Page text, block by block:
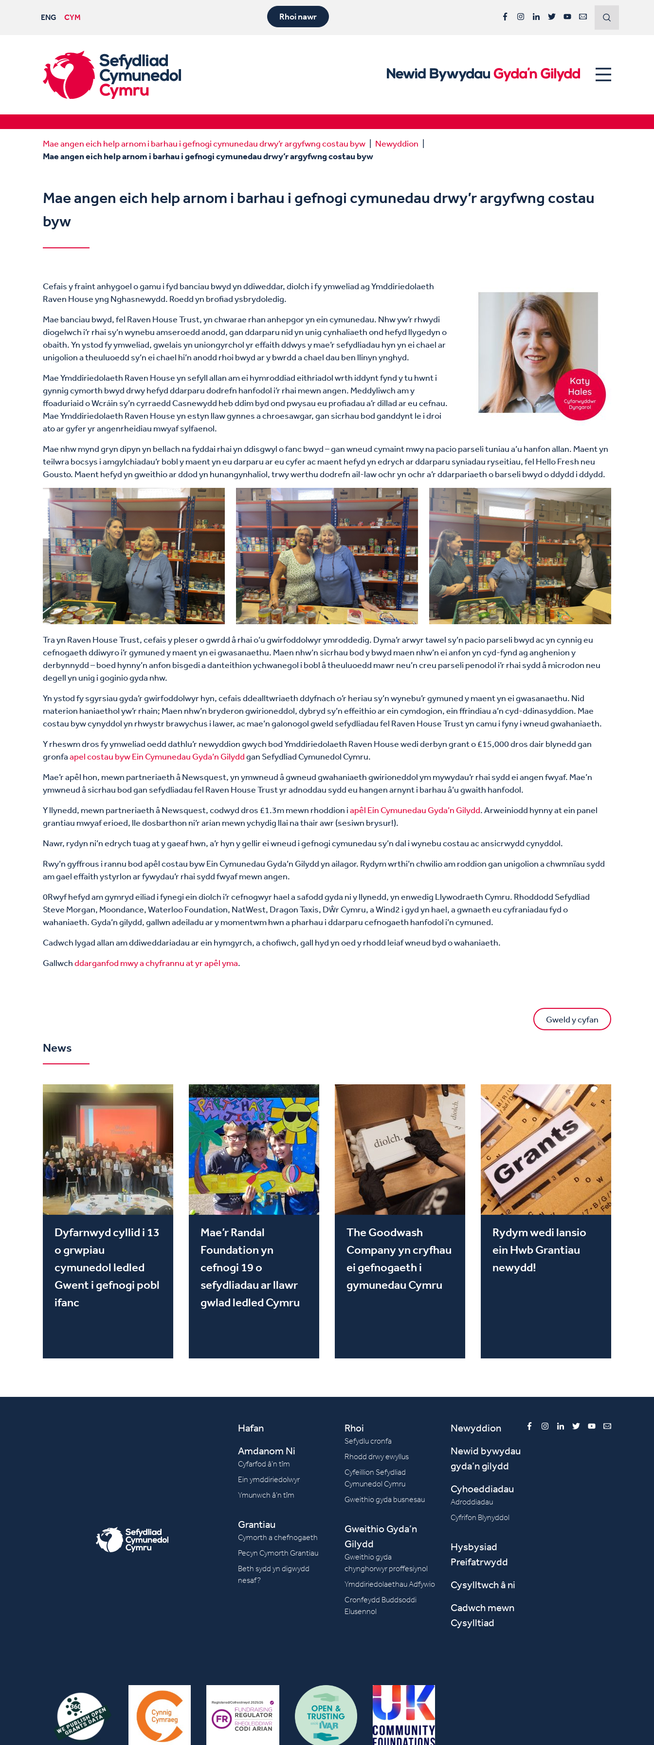
ENG CYM Rhoi nawr
Mae angen eich help arnom i barhau i gefnogi cymunedau drwy’r argyfwng costau byw Newyddion
Mae angen eich help arnom i barhau i gefnogi cymunedau drwy’r argyfwng costau byw
Mae angen eich help arnom i barhau i gefnogi cymunedau drwy’r argyfwng costau
byw
Cefais y fraint anhygoel o gamu i fyd banciau bwyd yn ddiweddar, diolch i fy ymweliad ag Ymddiriedolaeth
Raven House yng Nghasnewydd. Roedd yn brofiad ysbrydoledig.
Mae banciau bwyd, fel Raven House Trust, yn chwarae rhan anhepgor yn ein cymunedau. Nhw yw’r rhwydi
diogelwch i’r rhai sy’n wynebu amseroedd anodd, gan ddarparu nid yn unig cynhaliaeth ond hefyd llygedyn o
obaith. Yn ystod fy ymweliad, gwelais yn uniongyrchol yr effaith ddwys y mae’r sefydliadau hyn yn ei chael ar
unigolion a theuluoedd sy’n ei chael hi’n anodd rhoi bwyd ar y bwrdd a chael dau ben llinyn ynghyd.
Mae Ymddiriedolaeth Raven House yn sefyll allan am ei hymroddiad eithriadol wrth iddynt fynd y tu hwnt i
gynnig cymorth bwyd drwy hefyd ddarparu dodrefn hanfodol i’r rhai mewn angen. Meddyliwch am y
ffoaduriaid o Wcráin sy’n cyrraedd Casnewydd heb ddim byd ond pwysau eu profiadau a’r dillad ar eu cefnau.
Mae Ymddiriedolaeth Raven House yn estyn llaw gynnes a chroesawgar, gan sicrhau bod ganddynt le i droi
ato ar gyfer yr angenrheidiau mwyaf sylfaenol.
Mae nhw mynd gryn dipyn yn bellach na fyddai rhai yn ddisgwyl o fanc bwyd – gan wneud cymaint mwy na pacio parseli tuniau a’u hanfon allan. Maent yn
teilwra bocsys i amgylchiadau’r bobl y maent yn eu darparu ar eu cyfer ac maent hefyd yn edrych ar ddarparu syniadau ryseitiau, fel Hello Fresh neu
Gousto. Maent hefyd yn gweithio ar ddod yn hunangynhaliol, trwy werthu dodrefn ail-law ochr yn ochr a’r ddarpariaeth o barseli bwyd o ddydd i ddydd.
Tra yn Raven House Trust, cefais y pleser o gwrdd â rhai o’u gwirfoddolwyr ymroddedig. Dyma’r arwyr tawel sy’n pacio parseli bwyd ac yn cynnig eu
cefnogaeth ddiwyro i’r gymuned y maent yn ei gwasanaethu. Maen nhw’n sicrhau bod y bwyd maen nhw’n ei anfon yn cyd-fynd ag anghenion y
derbynnydd – boed hynny’n anfon bisgedi a danteithion ychwanegol i bobl â theuluoedd mawr neu’n creu parseli penodol i’r rhai sydd â microdon neu
degell yn unig i goginio gyda nhw.
Yn ystod fy sgyrsiau gyda’r gwirfoddolwyr hyn, cefais ddealltwriaeth ddyfnach o’r heriau sy’n wynebu’r gymuned y maent yn ei gwasanaethu. Nid
materion haniaethol yw’r rhain; Maen nhw’n bryderon gwirioneddol, dybryd sy’n effeithio ar ein cymdogion, ein ffrindiau a’n cyd-ddinasyddion. Mae
costau byw cynyddol yn rhwystr brawychus i lawer, ac mae’n galonogol gweld sefydliadau fel Raven House Trust yn camu i fyny i wneud gwahaniaeth.
Y rheswm dros fy ymweliad oedd dathlu’r newyddion gwych bod Ymddiriedolaeth Raven House wedi derbyn grant o £15,000 dros dair blynedd gan
gronfaapel costau byw Ein Cymunedau Gyda’n Gilyddgan Sefydliad Cymunedol Cymru.
Mae’r apêl hon, mewn partneriaeth â Newsquest, yn ymwneud â gwneud gwahaniaeth gwirioneddol ym mywydau’r rhai sydd ei angen fwyaf. Mae’n
ymwneud â sicrhau bod gan sefydliadau fel Raven House Trust yr adnoddau sydd eu hangen arnynt i barhau â’u gwaith hanfodol.
Y llynedd, mewn partneriaeth â Newsquest, codwyd dros £1.3m mewn rhoddion iapêl Ein Cymunedau Gyda’n Gilydd. Arweiniodd hynny at ein panel
grantiau mwyaf erioed, lle dosbarthon ni’r arian mewn ychydig llai na thair awr (sesiwn brysur!).
Nawr, rydyn ni’n edrych tuag at y gaeaf hwn, a’r hyn y gellir ei wneud i gefnogi cymunedau sy’n dal i wynebu costau ac ansicrwydd cynyddol.
Rwy’n gyffrous i rannu bod apêl costau byw Ein Cymunedau Gyda’n Gilydd yn ailagor. Rydym wrthi’n chwilio am roddion gan unigolion a chwmnïau sydd
am gael effaith ystyrlon ar fywydau’r rhai sydd fwyaf mewn angen.
0Rwyf hefyd am gymryd eiliad i fynegi ein diolch i’r cefnogwyr hael a safodd gyda ni y llynedd, yn enwedig Llywodraeth Cymru. Rhoddodd Sefydliad
Steve Morgan, Moondance, Waterloo Foundation, NatWest, Dragon Taxis, Dŵr Cymru, a Wind2 i gyd yn hael, a gwnaeth eu cyfraniadau fyd o
wahaniaeth. Gyda’n gilydd, gallwn adeiladu ar y momentwm hwn a pharhau i ddarparu cefnogaeth hanfodol i’n cymuned.
Cadwch lygad allan am ddiweddariadau ar ein hymgyrch, a chofiwch, gall hyd yn oed y rhodd leiaf wneud byd o wahaniaeth.
Gallwchddarganfod mwy a chyfrannu at yr apêl yma.
News
Gweld y cyfan
Dyfarnwyd cyllid i 13
o grwpiau
cymunedol ledled
Gwent i gefnogi pobl
ifanc
Mae’r Randal
Foundation yn
cefnogi 19 o
sefydliadau ar llawr
gwlad ledled Cymru
The Goodwash
Company yn cryfhau
ei gefnogaeth i
gymunedau Cymru
Rydym wedi lansio
ein Hwb Grantiau
newydd!
Hafan
Amdanom Ni
Cyfarfod â’n tîm
Ein ymddiriedolwyr
Ymunwch â’n tîm
Grantiau
Cymorth a chefnogaeth
Pecyn Cymorth Grantiau
Beth sydd yn digwydd
nesaf?
Rhoi
Sefydlu cronfa
Rhodd drwy ewyllus
Cyfeillion Sefydliad
Cymunedol Cymru
Gweithio gyda busnesau
Gweithio Gyda’n
Gilydd
Gweithio gyda
chynghorwyr proffesiynol
Ymddiriedolaethau Adfywio
Cronfeydd Buddsoddi
Elusennol
Newyddion
Newid bywydau
gyda’n gilydd
Cyhoeddiadau
Adroddiadau
Cyfrifon Blynyddol
Hysbysiad
Preifatrwydd
Cysylltwch â ni
Cadwch mewn
Cysylltiad